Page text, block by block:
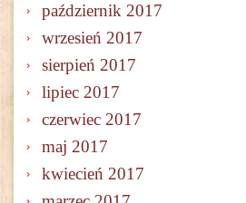
październik 2017
wrzesień 2017
sierpień 2017
lipiec 2017
czerwiec 2017
maj 2017
kwiecień 2017